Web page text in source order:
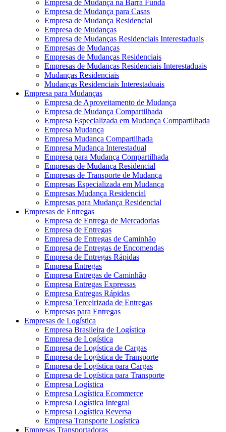
Empresa de Mudança na Barra Funda
Empresa de Mudança para Casas
Empresa de Mudança Residencial
Empresa de Mudanças
Empresa de Mudanças Residenciais Interestaduais
Empresas de Mudanças
Empresas de Mudanças Residenciais
Empresas de Mudanças Residenciais Interestaduais
Mudanças Residenciais
Mudanças Residenciais Interestaduais
Empresa para Mudanças
Empresa de Aproveitamento de Mudança
Empresa de Mudança Compartilhada
Empresa Especializada em Mudança Compartilhada
Empresa Mudança
Empresa Mudança Compartilhada
Empresa Mudança Interestadual
Empresa para Mudança Compartilhada
Empresas de Mudança Residencial
Empresas de Transporte de Mudança
Empresas Especializada em Mudança
Empresas Mudança Residencial
Empresas para Mudança Residencial
Empresas de Entregas
Empresa de Entrega de Mercadorias
Empresa de Entregas
Empresa de Entregas de Caminhão
Empresa de Entregas de Encomendas
Empresa de Entregas Rápidas
Empresa Entregas
Empresa Entregas de Caminhão
Empresa Entregas Expressas
Empresa Entregas Rápidas
Empresa Terceirizada de Entregas
Empresas para Entregas
Empresas de Logística
Empresa Brasileira de Logística
Empresa de Logística
Empresa de Logística de Cargas
Empresa de Logística de Transporte
Empresa de Logística para Cargas
Empresa de Logística para Transporte
Empresa Logística
Empresa Logística Ecommerce
Empresa Logística Integral
Empresa Logística Reversa
Empresa Transporte Logística
Empresas Transportadoras